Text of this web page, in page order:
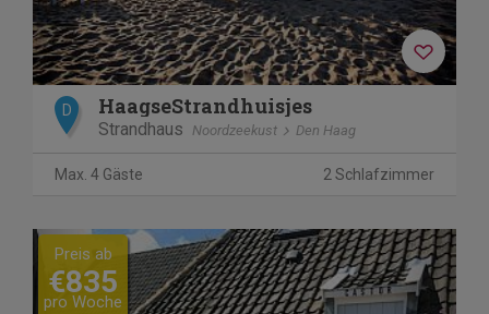
D HaagseStrandhuisjes
Strandhaus Noordzeekust Den Haag
Max. 4 Gäste 2 Schlafzimmer
Previous Next
Preis ab
€835
pro Woche